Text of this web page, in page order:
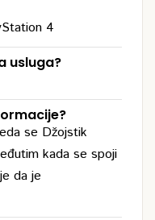
4
usluga?
se Džojstik
kada se spoji
da je